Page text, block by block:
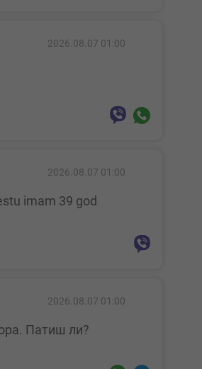
2026.08.07 01:00
2026.08.07 01:00
2026.08.07 01:00